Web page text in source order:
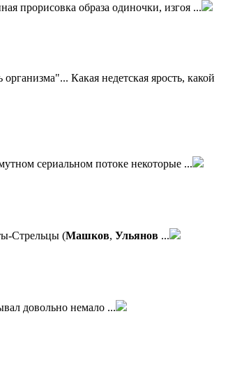
прорисовка образа одиночки, изгоя ...
Какая недетская ярость, какой
сериальном потоке некоторые ...
Стрельцы (Машков, Ульянов ...
довольно немало ...